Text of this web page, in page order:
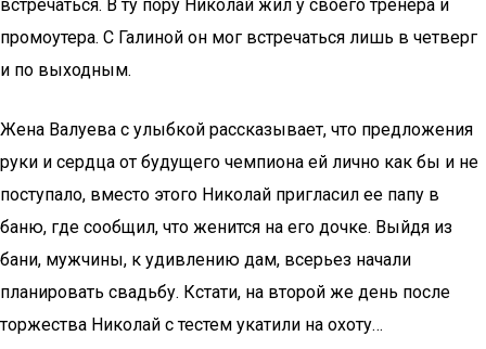
встречаться. В ту пору Николай жил у своего тренера и
промоутера. С Галиной он мог встречаться лишь в четверг
и по выходным.
Жена Валуева с улыбкой рассказывает, что предложения
руки и сердца от будущего чемпиона ей лично как бы и не
поступало, вместо этого Николай пригласил ее папу в
баню, где сообщил, что женится на его дочке. Выйдя из
бани, мужчины, к удивлению дам, всерьез начали
планировать свадьбу. Кстати, на второй же день после
торжества Николай с тестем укатили на охоту…